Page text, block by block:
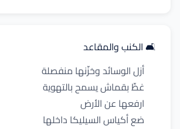
🛋️ الكنب والمقاعد
أزل الوسائد وخزّنها منفصلة
غطِّ بقماش يسمح بالتهوية
ارفعها عن الأرض
ضع أكياس السيليكا داخلها